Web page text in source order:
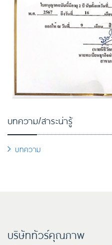
บทความ/สาระน่ารู้
บทความ
บริษัททัวร์คุณภาพ